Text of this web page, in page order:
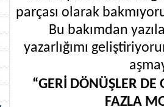
parçası olarak
Bu bakımdan
yazarlığımı
“GERİ DÖNÜŞLER
FAZLA